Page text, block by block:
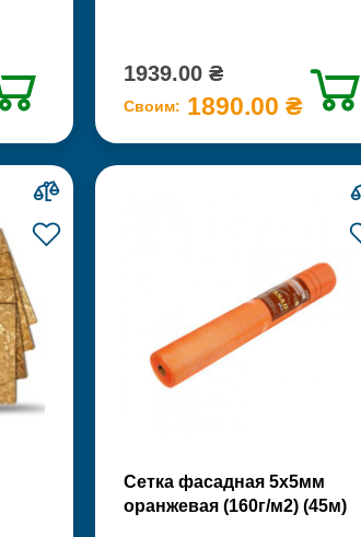
1939.00 ₴
Своим: 1890.00 ₴
Сетка фасадная 5х5мм
оранжевая (160г/м2) (45м)